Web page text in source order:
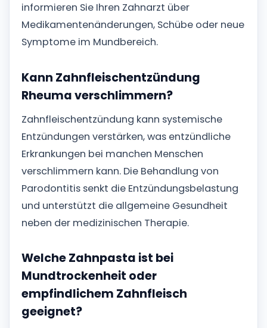
informieren Sie Ihren Zahnarzt über
Medikamentenänderungen, Schübe oder neue
Symptome im Mundbereich.
Kann Zahnfleischentzündung
Rheuma verschlimmern?
Zahnfleischentzündung kann systemische
Entzündungen verstärken, was entzündliche
Erkrankungen bei manchen Menschen
verschlimmern kann. Die Behandlung von
Parodontitis senkt die Entzündungsbelastung
und unterstützt die allgemeine Gesundheit
neben der medizinischen Therapie.
Welche Zahnpasta ist bei
Mundtrockenheit oder
empfindlichem Zahnfleisch
geeignet?